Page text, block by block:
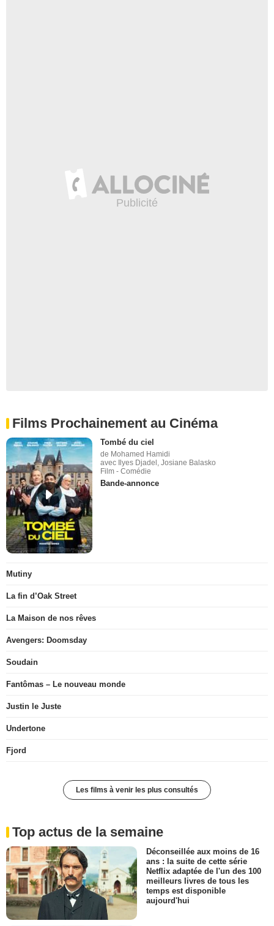
Films Prochainement au Cinéma
Tombé du ciel
de Mohamed Hamidi
avec Ilyes Djadel, Josiane Balasko
Film - Comédie
Bande-annonce
Mutiny
La fin d’Oak Street
La Maison de nos rêves
Avengers: Doomsday
Soudain
Fantômas – Le nouveau monde
Justin le Juste
Undertone
Fjord
Les films à venir les plus consultés
Top actus de la semaine
Déconseillée aux moins de 16
ans : la suite de cette série
Netflix adaptée de l'un des 100
meilleurs livres de tous les
temps est disponible
aujourd'hui